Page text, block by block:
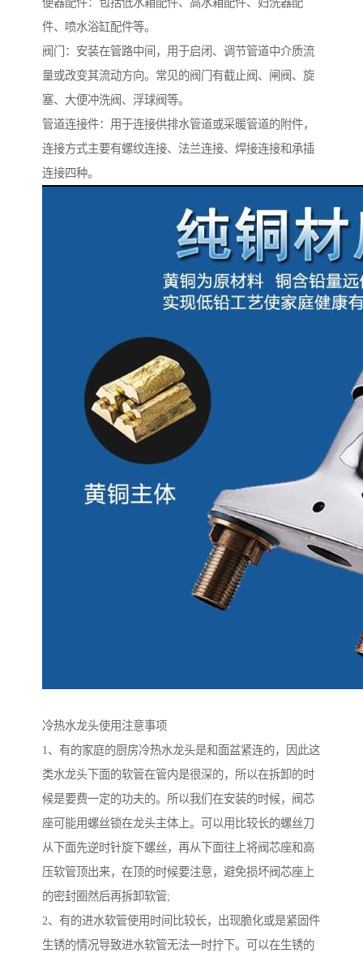
便器配件：包括低水箱配件、高水箱配件、妇洗器配
件、喷水浴缸配件等。
阀门：安装在管路中间，用于启闭、调节管道中介质流
量或改变其流动方向。常见的阀门有截止阀、闸阀、旋
塞、大便冲洗阀、浮球阀等。
管道连接件：用于连接供排水管道或采暖管道的附件，
连接方式主要有螺纹连接、法兰连接、焊接连接和承插
连接四种。
冷热水龙头使用注意事项
1、有的家庭的厨房冷热水龙头是和面盆紧连的，因此这
类水龙头下面的软管在管内是很深的，所以在拆卸的时
候是要费一定的功夫的。所以我们在安装的时候，阀芯
座可能用螺丝锁在龙头主体上。可以用比较长的螺丝刀
从下面先逆时针旋下螺丝，再从下面往上将阀芯座和高
压软管顶出来，在顶的时候要注意，避免损坏阀芯座上
的密封圈然后再拆卸软管;
2、有的进水软管使用时间比较长，出现脆化或是紧固件
生锈的情况导致进水软管无法一时拧下。可以在生锈的